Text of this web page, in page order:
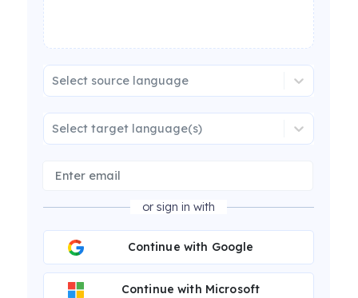
Select source language
Select target language(s)
or sign in with
Continue with Google
Continue with Microsoft